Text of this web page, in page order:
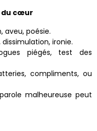
du cœur
aveu, poésie.
ironie.
piégés, test des
compliments, ou
malheureuse peut